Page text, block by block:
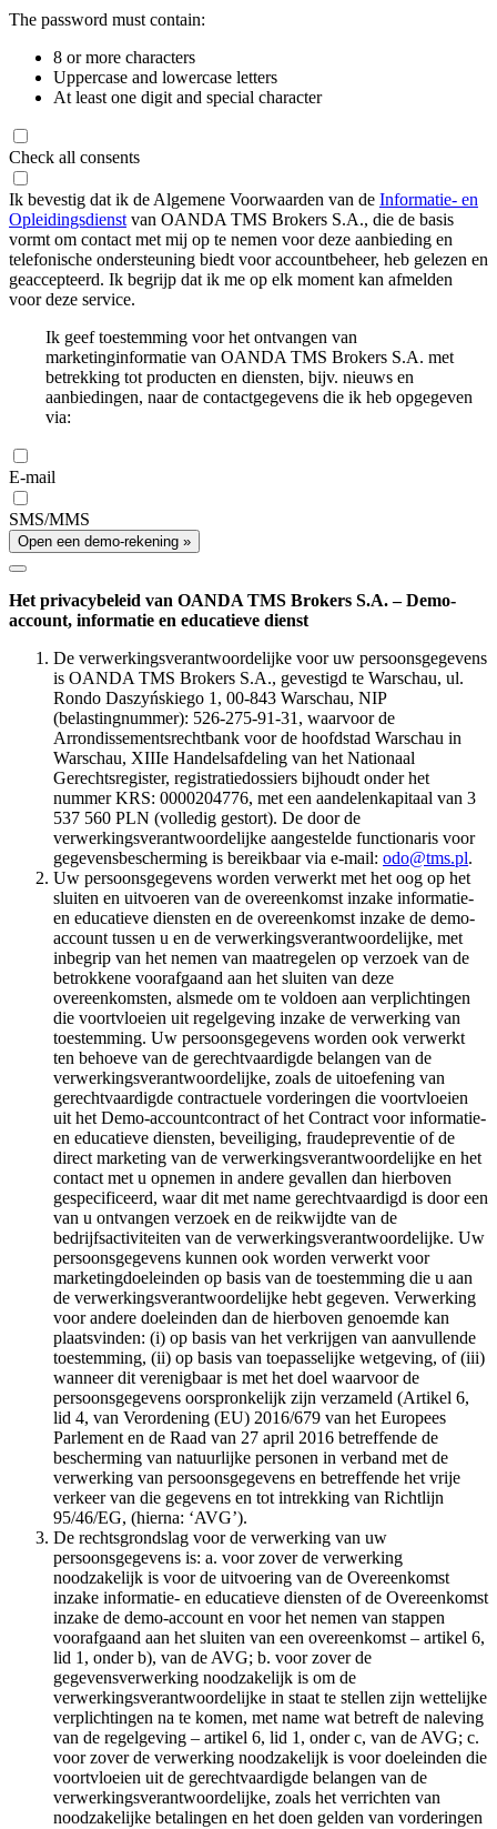
The password must contain:
8 or more characters
Uppercase and lowercase letters
At least one digit and special character
Check all consents
Ik bevestig dat ik de Algemene Voorwaarden van de Informatie- en
Opleidingsdienst van OANDA TMS Brokers S.A., die de basis
vormt om contact met mij op te nemen voor deze aanbieding en
telefonische ondersteuning biedt voor accountbeheer, heb gelezen en
geaccepteerd. Ik begrijp dat ik me op elk moment kan afmelden
voor deze service.
Ik geef toestemming voor het ontvangen van
marketinginformatie van OANDA TMS Brokers S.A. met
betrekking tot producten en diensten, bijv. nieuws en
aanbiedingen, naar de contactgegevens die ik heb opgegeven
via:
E-mail
SMS/MMS
Open een demo-rekening »
Het privacybeleid van OANDA TMS Brokers S.A. – Demo-
account, informatie en educatieve dienst
De verwerkingsverantwoordelijke voor uw persoonsgegevens
is OANDA TMS Brokers S.A., gevestigd te Warschau, ul.
Rondo Daszyńskiego 1, 00-843 Warschau, NIP
(belastingnummer): 526-275-91-31, waarvoor de
Arrondissementsrechtbank voor de hoofdstad Warschau in
Warschau, XIIIe Handelsafdeling van het Nationaal
Gerechtsregister, registratiedossiers bijhoudt onder het
nummer KRS: 0000204776, met een aandelenkapitaal van 3
537 560 PLN (volledig gestort). De door de
verwerkingsverantwoordelijke aangestelde functionaris voor
gegevensbescherming is bereikbaar via e-mail: odo@tms.pl.
Uw persoonsgegevens worden verwerkt met het oog op het
sluiten en uitvoeren van de overeenkomst inzake informatie-
en educatieve diensten en de overeenkomst inzake de demo-
account tussen u en de verwerkingsverantwoordelijke, met
inbegrip van het nemen van maatregelen op verzoek van de
betrokkene voorafgaand aan het sluiten van deze
overeenkomsten, alsmede om te voldoen aan verplichtingen
die voortvloeien uit regelgeving inzake de verwerking van
toestemming. Uw persoonsgegevens worden ook verwerkt
ten behoeve van de gerechtvaardigde belangen van de
verwerkingsverantwoordelijke, zoals de uitoefening van
gerechtvaardigde contractuele vorderingen die voortvloeien
uit het Demo-accountcontract of het Contract voor informatie-
en educatieve diensten, beveiliging, fraudepreventie of de
direct marketing van de verwerkingsverantwoordelijke en het
contact met u opnemen in andere gevallen dan hierboven
gespecificeerd, waar dit met name gerechtvaardigd is door een
van u ontvangen verzoek en de reikwijdte van de
bedrijfsactiviteiten van de verwerkingsverantwoordelijke. Uw
persoonsgegevens kunnen ook worden verwerkt voor
marketingdoeleinden op basis van de toestemming die u aan
de verwerkingsverantwoordelijke hebt gegeven. Verwerking
voor andere doeleinden dan de hierboven genoemde kan
plaatsvinden: (i) op basis van het verkrijgen van aanvullende
toestemming, (ii) op basis van toepasselijke wetgeving, of (iii)
wanneer dit verenigbaar is met het doel waarvoor de
persoonsgegevens oorspronkelijk zijn verzameld (Artikel 6,
lid 4, van Verordening (EU) 2016/679 van het Europees
Parlement en de Raad van 27 april 2016 betreffende de
bescherming van natuurlijke personen in verband met de
verwerking van persoonsgegevens en betreffende het vrije
verkeer van die gegevens en tot intrekking van Richtlijn
95/46/EG, (hierna: ‘AVG’).
De rechtsgrondslag voor de verwerking van uw
persoonsgegevens is: a. voor zover de verwerking
noodzakelijk is voor de uitvoering van de Overeenkomst
inzake informatie- en educatieve diensten of de Overeenkomst
inzake de demo-account en voor het nemen van stappen
voorafgaand aan het sluiten van een overeenkomst – artikel 6,
lid 1, onder b), van de AVG; b. voor zover de
gegevensverwerking noodzakelijk is om de
verwerkingsverantwoordelijke in staat te stellen zijn wettelijke
verplichtingen na te komen, met name wat betreft de naleving
van de regelgeving – artikel 6, lid 1, onder c, van de AVG; c.
voor zover de verwerking noodzakelijk is voor doeleinden die
voortvloeien uit de gerechtvaardigde belangen van de
verwerkingsverantwoordelijke, zoals het verrichten van
noodzakelijke betalingen en het doen gelden van vorderingen